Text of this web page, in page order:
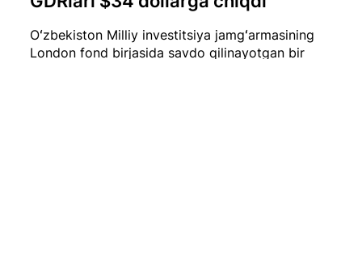
Oʻzbekiston Milliy investitsiya jamgʻarmasining
London fond birjasida savdo qilinayotgan bir